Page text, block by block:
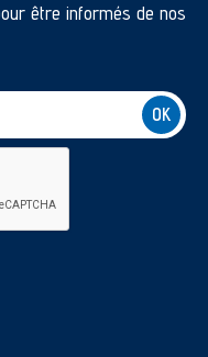
être informés de nos